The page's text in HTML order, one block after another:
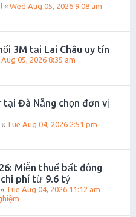
« Wed Aug 05, 2026 9:08 am
3M tại Lai Châu uy tín
05, 2026 8:35 am
tại Đà Nẵng chọn đơn vị
« Tue Aug 04, 2026 2:51 pm
Miễn thuế bất động
phí từ 9.6 tỷ
« Tue Aug 04, 2026 11:12 am